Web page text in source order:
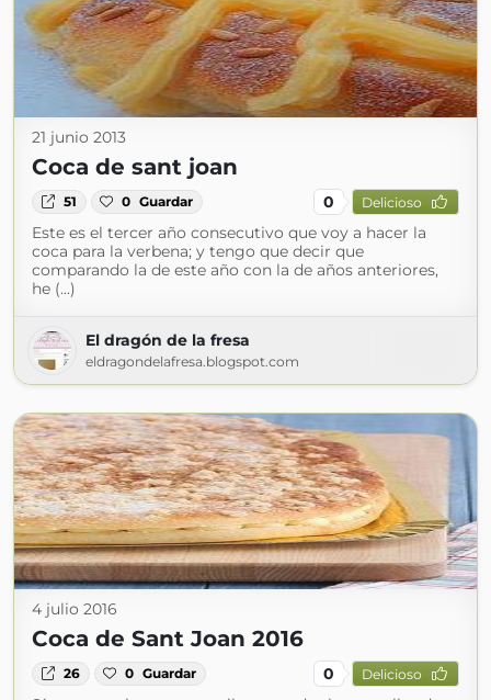
21 junio 2013
Coca de sant joan
51 0 Guardar 0 Delicioso
Este es el tercer año consecutivo que voy a hacer la
coca para la verbena; y tengo que decir que
comparando la de este año con la de años anteriores,
he (...)
El dragón de la fresa
eldragondelafresa.blogspot.com
4 julio 2016
Coca de Sant Joan 2016
26 0 Guardar 0 Delicioso